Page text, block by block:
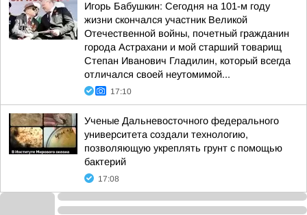
Игорь Бабушкин: Сегодня на 101-м году
жизни скончался участник Великой
Отечественной войны, почетный гражданин
города Астрахани и мой старший товарищ
Степан Иванович Гладилин, который всегда
отличался своей неутомимой...
17:10
Ученые Дальневосточного федерального
университета создали технологию,
позволяющую укреплять грунт с помощью
бактерий
17:08